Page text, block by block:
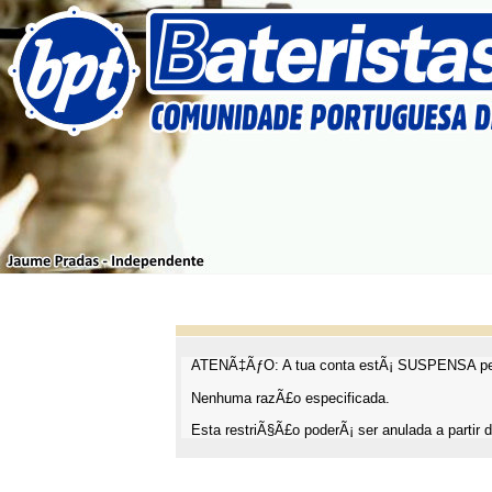
ATENÃ‡ÃƒO: A tua conta estÃ¡ SUSPENSA
Nenhuma razÃ£o especificada.
Esta restriÃ§Ã£o poderÃ¡ ser anulada a partir